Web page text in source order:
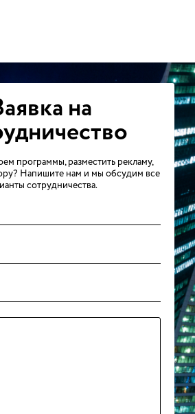
на
программы, разместить рекламу,
Напишите нам и мы обсудим все
сотрудничества.